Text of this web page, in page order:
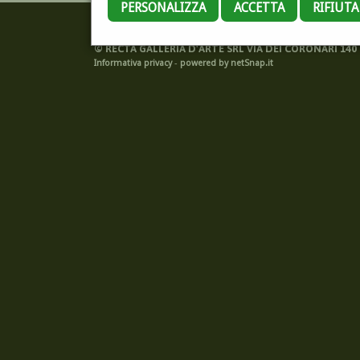
PERSONALIZZA ACCETTA
©RECTA GALLERIA D'ARTE SRL VIA DEI CORONARI
Informativa privacy- powered by netSnap.it